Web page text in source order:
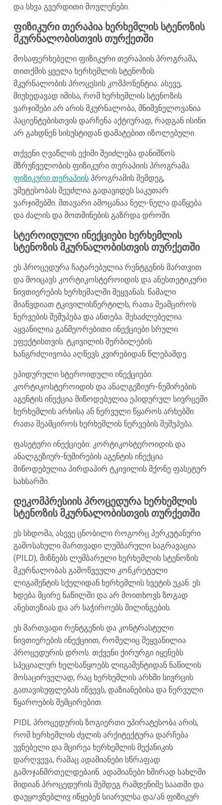
და სხვა გვერდითი მოვლენები.
ფიზიკური თერაპია ხერხემლის სტენოზის
მკურნალობისთვის თურქეთში
მოსაფერხებელი ფიზიკური თერაპიის პროგრამა,
თითქმის ყველა ხერხემლის სტენოზის
მკურნალობის პროცესის კომპონენტია. ასევე,
მიუხედავად იმისა, რომ ხერხემლის სტენოზის
ვარჯიშები არ არის მკურნალობა, მნიშვნელოვანია
პაციენტებისთვის დარჩენა აქტიურად, რადგან ისინი
არ გახდნენ სისუსტიდან დამატებით იზოლებული.
თქვენი ღვაწლის ექიმი შეიძლება დანიშნოს
მზრუნველობის ფიზიკური თერაპიის პროგრამა.
ფიზიკური თერაპიისპროგრამის შემდეგ,
უმეტესობას შეუძლია გადავიდეს საკუთარ
ვარჯიშებში. მთავარი ამოცანაა ნელ-ნელა დაწყება
და ძალის და მოთმინების გაზრდა დროში.
სტეროიდული ინექციები ხერხემლის
სტენოზის მკურნალობისთვის თურქეთში
ეს პროცედურა ჩატარებულია რენტგენის მართვით
და მოიცავს კორტიკოსტეროიდის და ანესთეტიკური
ნივთიერების ხერხემალში შეყვანას. წამალი
მიაწვდიათ ტკივილისწერტილს, რათა შეამციროს
ნერვების შეშუპება და ანთება. შესაძლებელია
აყვანილია განმეორებითი ინექციები სრული
ეფექტისთვის. ტკივილის შერბილების
ხანგრძლივობა აღწევს კვირებიდან წლებამდე.
ეპიდურული სტეროიდული ინექციები:
კორტიკოსტეროიდის და ანალგეზიურ-ნუმირების
აგენტის ინექცია მიწოდებულია ეპიდურულ სივრცეში
ხერხემლის არხისა ან ნერვული წყაროს არხებში
რათა შეამციროს ხერხემლის ნერვების შეშუპება.
ფასეტური ინექციები: კორტიკოსტეროიდის და
ანალგეზიურ-ნუმირების აგენტის ინექცია
მიწოდებულია პირდაპირ ტკივილის მქონე ფასეტურ
სახსარში.
დეკომპრესიის პროცედურა ხერხემლის
სტენოზის მკურნალობისთვის თურქეთში
ეს სხდომა, ასევე ცნობილი როგორც პერკუტანური
გამოსახული მართვადი ლუმბარული საგრავაცია
(PILD), მიზნებს ლუმბარული ხერხემლის სტენოზის
მკურნალობას გამოწვეული კონკრეტული
ლიგამენტის სქელიდან ხერხემლის სვეტის უკან. ეს
ხდება მცირე ნაწილში და არ მოითხოვს ზოგად
ანესთეზიას და არ საჭიროებს შილინგების.
ეს მართვადი რენტგენის და კონტრასტული
ნივთიერების ინექციით, რომელიც შეყვანილია
პროცედურის დროს. თქვენი ქირურგი იყენებს
სპეციალურ ხელსაწყოებს ლიგამენტიდან ნაწილის
მოსაცირველად, რაც ხერხემლის არხში სივრცის
გათავისუფლებას იწვევს, დაზიანებისა და ნერვული
წყაროების შემცირებით.
PIDL პროცედურის ზოგიერთი უპირატესობა არის,
რომ ხერხემლის ძვლის არქიტექტურა დარჩება
უვნებელი და მცირეა ხერხემლის მექანიკის
დარღვევა, რამაც ადამიანები სწრაფად
გამოჯანმრთელდებაინ. ადამიანები ხშირად სახლში
მიდიან პროცედურის შემდეგ რამდენიმე საათში და
დაუყოვნებლივ იწყებენ სიარულსა და/ან ფიზიკურ